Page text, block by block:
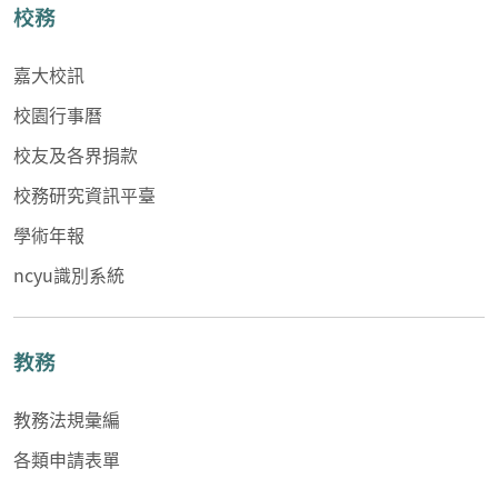
校務
嘉大校訊
校園行事曆
校友及各界捐款
校務研究資訊平臺
學術年報
ncyu識別系統
教務
教務法規彙編
各類申請表單